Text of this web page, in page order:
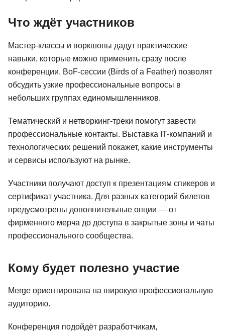
Что ждёт участников
Мастер-классы и воркшопы дадут практические
навыки, которые можно применить сразу после
конференции. BoF-сессии (Birds of a Feather) позволят
обсудить узкие профессиональные вопросы в
небольших группах единомышленников.
Тематический и нетворкинг-треки помогут завести
профессиональные контакты. Выставка IT-компаний и
технологических решений покажет, какие инструменты
и сервисы используют на рынке.
Участники получают доступ к презентациям спикеров и
сертификат участника. Для разных категорий билетов
предусмотрены дополнительные опции — от
фирменного мерча до доступа в закрытые зоны и чаты
профессионального сообщества.
Кому будет полезно участие
Merge ориентирована на широкую профессиональную
аудиторию.
Конференция подойдёт разработчикам,